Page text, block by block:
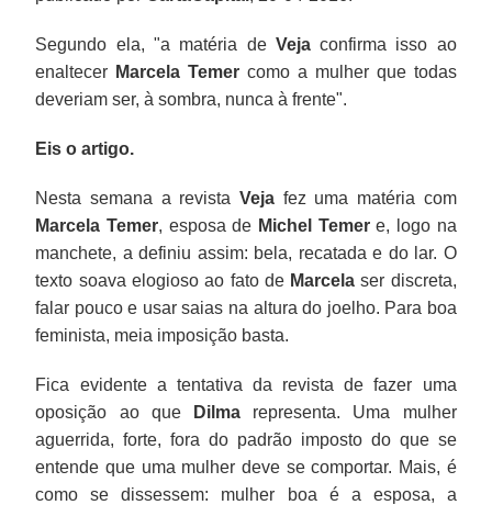
Segundo ela, "a matéria de Vejaconfirma isso ao
enaltecer Marcela Temer como a mulher que todas
deveriam ser, à sombra, nunca à frente".
Eis o artigo.
Nesta semana a revista Veja fez uma matéria com
Marcela Temer, esposa de Michel Temere, logo na
manchete, a definiu assim: bela, recatada e do lar. O
texto soava elogioso ao fato de Marcela ser discreta,
falar pouco e usar saias na altura do joelho. Para boa
feminista, meia imposição basta.
Fica evidente a tentativa da revista de fazer uma
oposição ao que
Dilma representa. Uma mulher
aguerrida, forte, fora do padrão imposto do que se
entende que uma mulher deve se comportar. Mais, é
como se dissessem: mulher boa é a esposa, a